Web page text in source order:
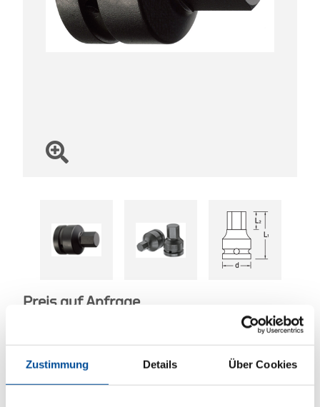
Zustimmung Details Über Cookies
Preis auf Anfrage
ONLINE KAUFEN